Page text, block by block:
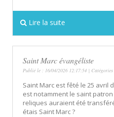
Lire la suite
Saint Marc évangéliste
Publié le : 16/04/2026 12:17:54 |
Saint Marc est fêté le 25 avril
est notamment le saint
reliques auraient été
étais Saint Marc ?